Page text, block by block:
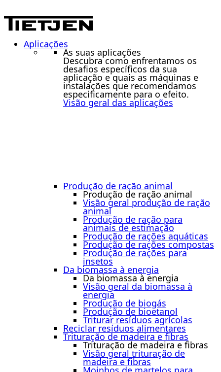
Aplicações
As suas aplicações
Descubra como enfrentamos os
desafios específicos da sua
aplicação e quais as máquinas e
instalações que recomendamos
especificamente para o efeito.
Visão geral das aplicações
Produção de ração animal
Produção de ração animal
Visão geral produção de ração
animal
Produção de ração para
animais de estimação
Produção de rações aquáticas
Produção de rações compostas
Produção de rações para
insetos
Da biomassa à energia
Da biomassa à energia
Visão geral da biomassa à
energia
Produção de biogás
Produção de bioetanol
Triturar resíduos agrícolas
Reciclar resíduos alimentares
Trituração de madeira e fibras
Trituração de madeira e fibras
Visão geral trituração de
madeira e fibras